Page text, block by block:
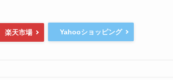
楽天市場 Yahooショッピング